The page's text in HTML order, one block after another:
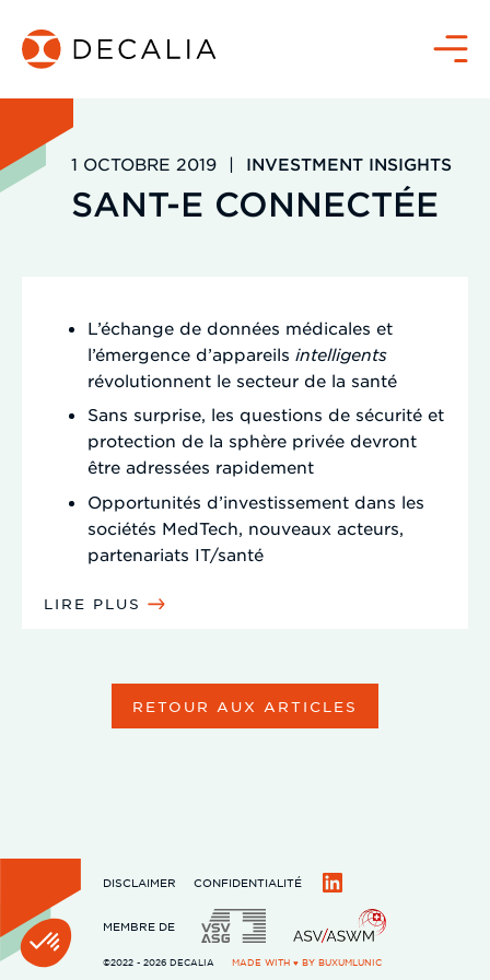
contenu
Menu
1 OCTOBRE 2019 | INVESTMENT INSIGHTS
SANT-E CONNECTÉE
L’échange de données médicales et
l’émergence d’appareils intelligents
révolutionnent le secteur de la santé
Sans surprise, les questions de sécurité et
protection de la sphère privée devront
être adressées rapidement
Opportunités d’investissement dans les
sociétés MedTech, nouveaux acteurs,
partenariats IT/santé
LIRE PLUS
RETOUR AUX ARTICLES
DISCLAIMER
CONFIDENTIALITÉ
MEMBRE DE
©2022 - 2026 DECALIA MADE WITH ♥ BY BUXUMLUNIC